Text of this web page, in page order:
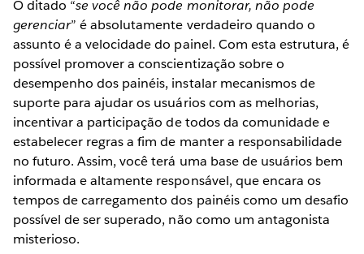
O ditado “se você não pode monitorar, não pode
gerenciar” é absolutamente verdadeiro quando o
assunto é a velocidade do painel. Com esta estrutura, é
possível promover a conscientização sobre o
desempenho dos painéis, instalar mecanismos de
suporte para ajudar os usuários com as melhorias,
incentivar a participação de todos da comunidade e
estabelecer regras a fim de manter a responsabilidade
no futuro. Assim, você terá uma base de usuários bem
informada e altamente responsável, que encara os
tempos de carregamento dos painéis como um desafio
possível de ser superado, não como um antagonista
misterioso.